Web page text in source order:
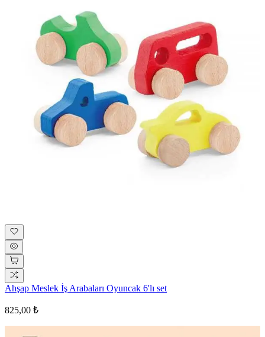
Ahşap Meslek İş Arabaları Oyuncak 6'lı set
825,00 ₺